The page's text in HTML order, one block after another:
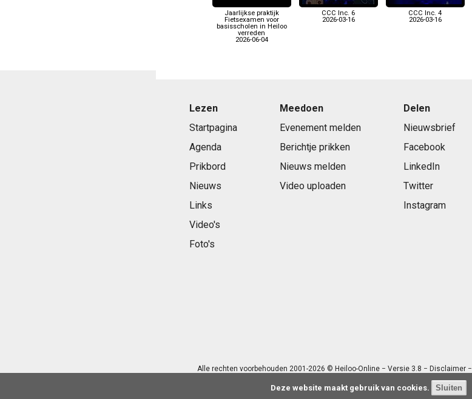
Jaarlijkse praktijk
Fietsexamen voor
basisscholen in Heiloo
verreden
2026-06-04
CCC Inc. 6
2026-03-16
CCC Inc. 4
2026-03-16
Lezen
Startpagina
Agenda
Prikbord
Nieuws
Links
Video's
Foto's
Meedoen
Evenement melden
Berichtje prikken
Nieuws melden
Video uploaden
Delen
Nieuwsbrief
Facebook
LinkedIn
Twitter
Instagram
Alle rechten voorbehouden 2001-2026 © Heiloo-Online − Versie 3.8 − Disclaimer−
Deze website maakt gebruik van cookies.